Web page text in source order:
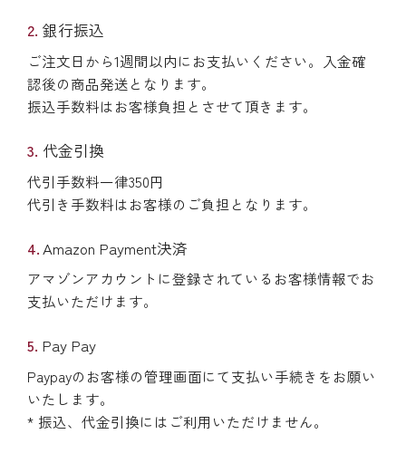
銀行振込
ご注文日から1週間以内にお支払いください。入金確
認後の商品発送となります。
振込手数料はお客様負担とさせて頂きます。
代金引換
代引手数料一律350円
代引き手数料はお客様のご負担となります。
Amazon Payment決済
アマゾンアカウントに登録されているお客様情報でお
支払いただけます。
Pay Pay
Paypayのお客様の管理画面にて支払い手続きをお願い
いたします。
* 振込、代金引換にはご利用いただけません。